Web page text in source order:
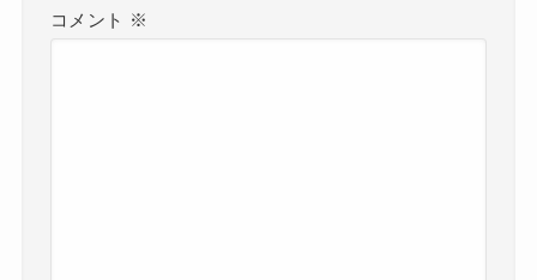
コメント ※